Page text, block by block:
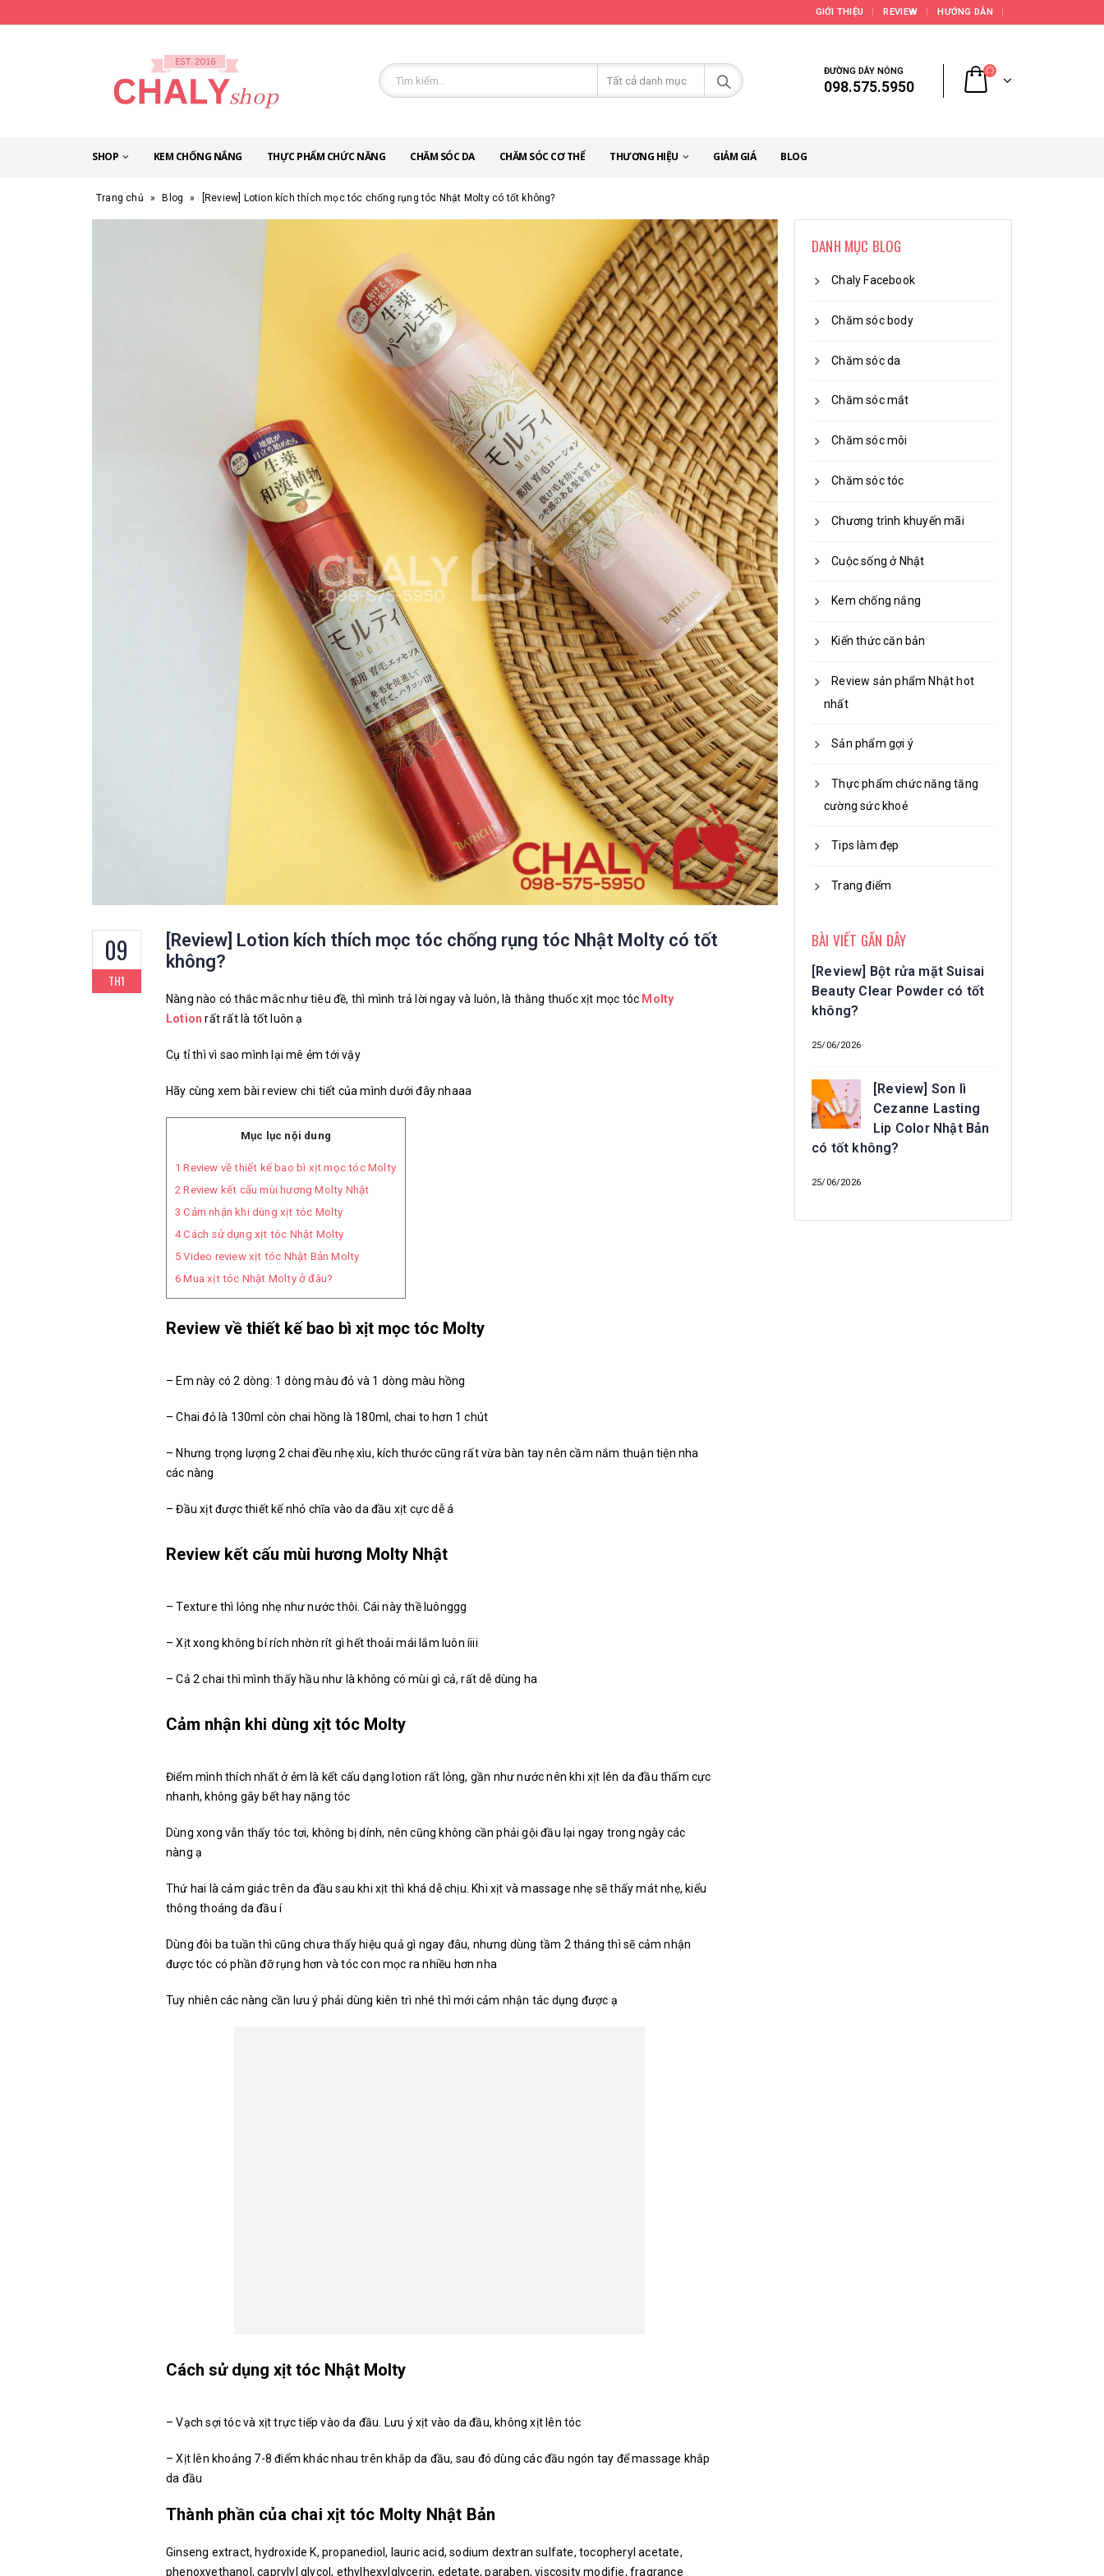
GIỚI THIỆU REVIEW HƯỚNG DẪN
ĐƯỜNG DÂY NÓNG
098.575.5950
SHOP KEM CHỐNG NẮNG THỰC PHẨM CHỨC NĂNG CHĂM SÓC DA CHĂM SÓC CƠ THỂ THƯƠNG HIỆU GIẢM GIÁ BLOG
Trang chủ » Blog » [Review] Lotion kích thích mọc tóc chống rụng tóc Nhật Molty có tốt không?
09
TH1
[Review] Lotion kích thích mọc tóc chống rụng tóc Nhật Molty có tốt
không?
Nàng nào có thắc mắc như tiêu đề, thì mình trả lời ngay và luôn, là thằng thuốc xịt mọc tóc Molty
Lotion rất rất là tốt luôn ạ
Cụ tỉ thì vì sao mình lại mê ẻm tới vậy
Hãy cùng xem bài review chi tiết của mình dưới đây nhaaa
Mục lục nội dung
1 Review về thiết kế bao bì xịt mọc tóc Molty
2 Review kết cấu mùi hương Molty Nhật
3 Cảm nhận khi dùng xịt tóc Molty
4Cách sử dụng xịt tóc Nhật Molty
5 Video review xịt tóc Nhật Bản Molty
6 Mua xịt tóc Nhật Molty ở đâu?
Review về thiết kế bao bì xịt mọc tóc Molty
– Em này có 2 dòng: 1 dòng màu đỏ và 1 dòng màu hồng
– Chai đỏ là 130ml còn chai hồng là 180ml, chai to hơn 1 chút
– Nhưng trọng lượng 2 chai đều nhẹ xìu, kích thước cũng rất vừa bàn tay nên cầm nắm thuận tiện nha
các nàng
– Đầu xịt được thiết kế nhỏ chĩa vào da đầu xịt cực dễ á
Review kết cấu mùi hương Molty Nhật
– Texture thì lỏng nhẹ như nước thôi. Cái này thề luônggg
– Xịt xong không bí rích nhờn rít gì hết thoải mái lắm luôn íiii
– Cả 2 chai thì mình thấy hầu như là không có mùi gì cả, rất dễ dùng ha
Cảm nhận khi dùng xịt tóc Molty
Điểm mình thích nhất ở ẻm là kết cấu dạng lotion rất lỏng, gần như nước nên khi xịt lên da đầu thấm cực
nhanh, không gây bết hay nặng tóc
Dùng xong vẫn thấy tóc tơi, không bị dính, nên cũng không cần phải gội đầu lại ngay trong ngày các
nàng ạ
Thứ hai là cảm giác trên da đầu sau khi xịt thì khá dễ chịu. Khi xịt và massage nhẹ sẽ thấy mát nhẹ, kiểu
thông thoáng da đầu í
Dùng đôi ba tuần thì cũng chưa thấy hiệu quả gì ngay đâu, nhưng dùng tầm 2 tháng thì sẽ cảm nhận
được tóc có phần đỡ rụng hơn và tóc con mọc ra nhiều hơn nha
Tuy nhiên các nàng cần lưu ý phải dùng kiên trì nhé thì mới cảm nhận tác dụng được ạ
Cách sử dụng xịt tóc Nhật Molty
– Vạch sợi tóc và xịt trực tiếp vào da đầu. Lưu ý xịt vào da đầu, không xịt lên tóc
– Xịt lên khoảng 7-8 điểm khác nhau trên khắp da đầu, sau đó dùng các đầu ngón tay để massage khắp
da đầu
Thành phần của chai xịt tóc Molty Nhật Bản
Ginseng extract, hydroxide K, propanediol, lauric acid, sodium dextran sulfate, tocopheryl acetate,
phenoxyethanol, caprylyl glycol, ethylhexylglycerin, edetate, paraben, viscosity modifie, fragrance
DANH MỤC BLOG
Chaly Facebook
Chăm sóc body
Chăm sóc da
Chăm sóc mắt
Chăm sóc môi
Chăm sóc tóc
Chương trình khuyến mãi
Cuộc sống ở Nhật
Kem chống nắng
Kiến thức căn bản
Review sản phẩm Nhật hot
nhất
Sản phẩm gợi ý
Thực phẩm chức năng tăng
cường sức khoẻ
Tips làm đẹp
Trang điểm
BÀI VIẾT GẦN ĐÂY
[Review] Bột rửa mặt Suisai
Beauty Clear Powder có tốt
không?
25/06/2026
[Review] Son lì
Cezanne Lasting
Lip Color Nhật Bản
có tốt không?
25/06/2026